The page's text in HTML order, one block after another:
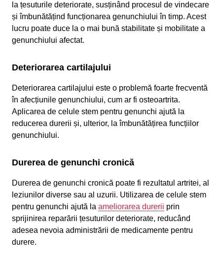
la țesuturile deteriorate, susținând procesul de vindecare
și îmbunătățind funcționarea genunchiului în timp. Acest
lucru poate duce la o mai bună stabilitate și mobilitate a
genunchiului afectat.
Deteriorarea cartilajului
Deteriorarea cartilajului este o problemă foarte frecventă
în afecțiunile genunchiului, cum ar fi osteoartrita.
Aplicarea de celule stem pentru genunchi ajută la
reducerea durerii și, ulterior, la îmbunătățirea funcțiilor
genunchiului.
Durerea de genunchi cronică
Durerea de genunchi cronică poate fi rezultatul artritei, al
leziunilor diverse sau al uzurii. Utilizarea de celule stem
pentru genunchi ajută la ameliorarea durerii prin
sprijinirea reparării țesuturilor deteriorate, reducând
adesea nevoia administrării de medicamente pentru
durere.